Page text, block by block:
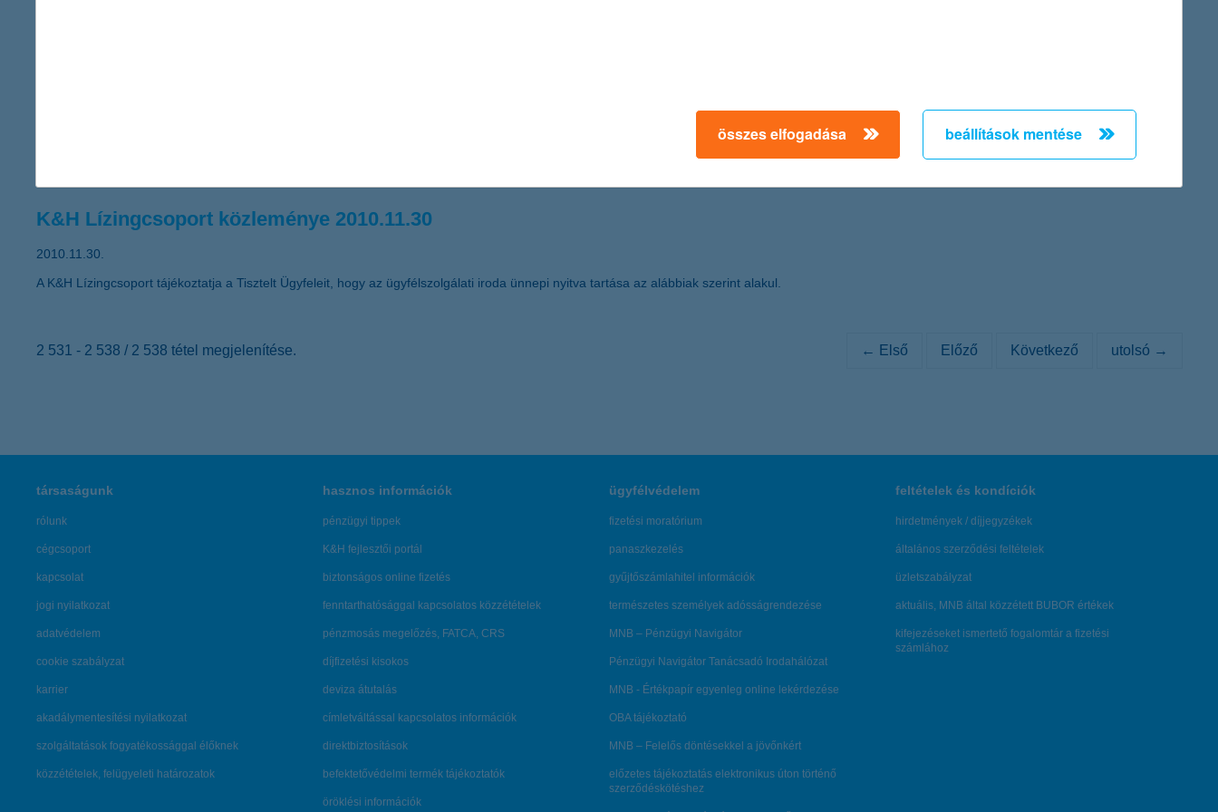
A K&H Pannonlízing Pénzügyi Szolgáltató Holding Zártkörűen Működő Részvénytársaság (székhelye: 1068 Budapest, Dózsa György út. 84/a., cégjegyzék száma: Cg. 01-10-042149) Igazgatósága az
alábbiakban teszi közzé a Társaság alaptőke emeléséről, valamint a nyomdai úton előállított részvények dematerializált részvénnyé történő átalakításáról szóló közleményét:
K&H Lízingcsoport közleménye 2010.11.30
2010.11.30.
A K&H Lízingcsoport tájékoztatja a Tisztelt Ügyfeleit, hogy az ügyfélszolgálati iroda ünnepi nyitva tartása az alábbiak szerint alakul.
2 531 - 2 538 / 2 538 tétel megjelenítése. ← Első Előző Következő utolsó →
társaságunk
rólunk
cégcsoport
kapcsolat
jogi nyilatkozat
adatvédelem
cookie szabályzat
karrier
akadálymentesítési nyilatkozat
szolgáltatások fogyatékossággal élőknek
közzétételek, felügyeleti határozatok
hasznos információk
pénzügyi tippek
K&H fejlesztői portál
biztonságos online fizetés
fenntarthatósággal kapcsolatos közzétételek
pénzmosás megelőzés, FATCA, CRS
díjfizetési kisokos
deviza átutalás
címletváltással kapcsolatos információk
direktbiztosítások
befektetővédelmi termék tájékoztatók
öröklési információk
ügyfélvédelem
fizetési moratórium
panaszkezelés
gyűjtőszámlahitel információk
természetes személyek adósságrendezése
MNB – Pénzügyi Navigátor
Pénzügyi Navigátor Tanácsadó Irodahálózat
MNB - Értékpapír egyenleg online lekérdezése
OBA tájékoztató
MNB – Felelős döntésekkel a jövőnkért
előzetes tájékoztatás elektronikus úton történő
szerződéskötéshez
feltételek és kondíciók
hirdetmények / díjjegyzékek
általános szerződési feltételek
üzletszabályzat
aktuális, MNB által közzétett BUBOR értékek
kifejezéseket ismertető fogalomtár a fizetési
számlához
összes elfogadása beállítások mentése